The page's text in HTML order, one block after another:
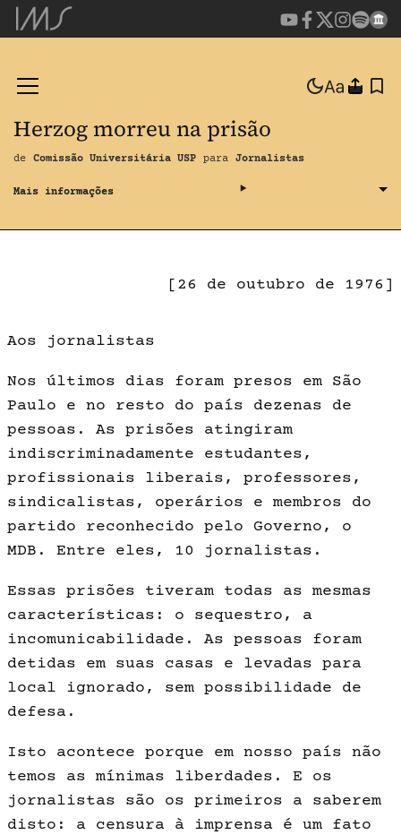
Herzog morreu na prisão
de Comissão Universitária USP para Jornalistas
[26 de outubro de 1976]
Aos jornalistas
Nos últimos dias foram presos em São
Paulo e no resto do país dezenas de
pessoas. As prisões atingiram
indiscriminadamente estudantes,
profissionais liberais, professores,
sindicalistas, operários e membros do
partido reconhecido pelo Governo, o
MDB. Entre eles, 10 jornalistas.
Essas prisões tiveram todas as mesmas
características: o sequestro, a
incomunicabilidade. As pessoas foram
detidas em suas casas e levadas para
local ignorado, sem possibilidade de
defesa.
Isto acontece porque em nosso país não
temos as mínimas liberdades. E os
jornalistas são os primeiros a saberem
disto: a censura à imprensa é um fato